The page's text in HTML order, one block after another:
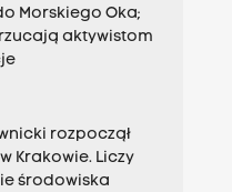
Morskiego Oka;
aktywistom
rozpoczął
Krakowie. Liczy
środowiska